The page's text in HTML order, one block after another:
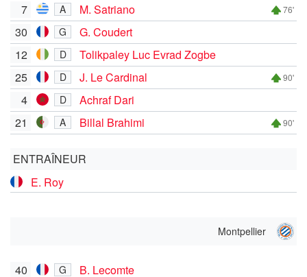
7 A M. Satriano 76'
30 G
G. Coudert
12
D
Tolikpaley Luc Evrad Zogbe
25
D J. Le Cardinal 90'
4 D
Achraf Dari
21
A Billal Brahimi 90'
ENTRAÎNEUR
E. Roy
Montpellier
40 G
B. Lecomte